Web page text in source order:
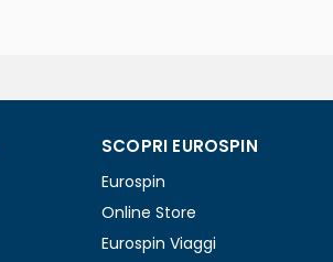
SCOPRI EUROSPIN
Eurospin
Online Store
Eurospin Viaggi